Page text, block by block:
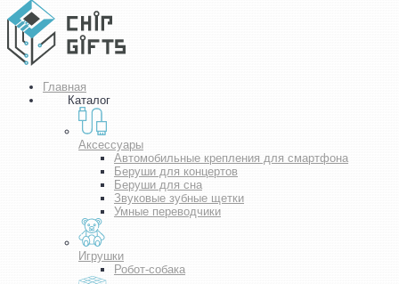
Главная
Каталог
Аксессуары
Автомобильные крепления для смартфона
Беруши для концертов
Беруши для сна
Звуковые зубные щетки
Умные переводчики
Игрушки
Робот-собака